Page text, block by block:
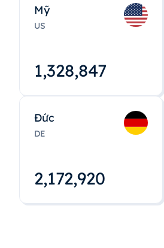
Mỹ
US
1,328,848
Đức
DE
2,172,922